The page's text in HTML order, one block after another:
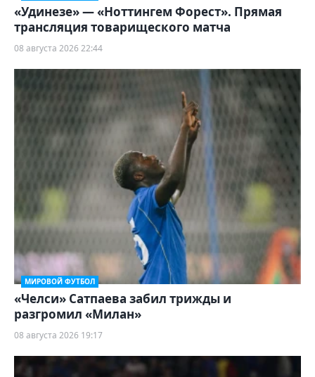
«Удинезе» — «Ноттингем Форест». Прямая
трансляция товарищеского матча
08 августа 2026 22:44
МИРОВОЙ ФУТБОЛ
«Челси» Сатпаева забил трижды и
разгромил «Милан»
08 августа 2026 19:17